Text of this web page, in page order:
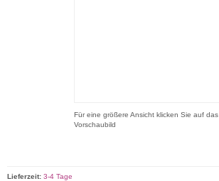
Für eine größere Ansicht klicken Sie auf das
Vorschaubild
Lieferzeit: 3-4 Tage